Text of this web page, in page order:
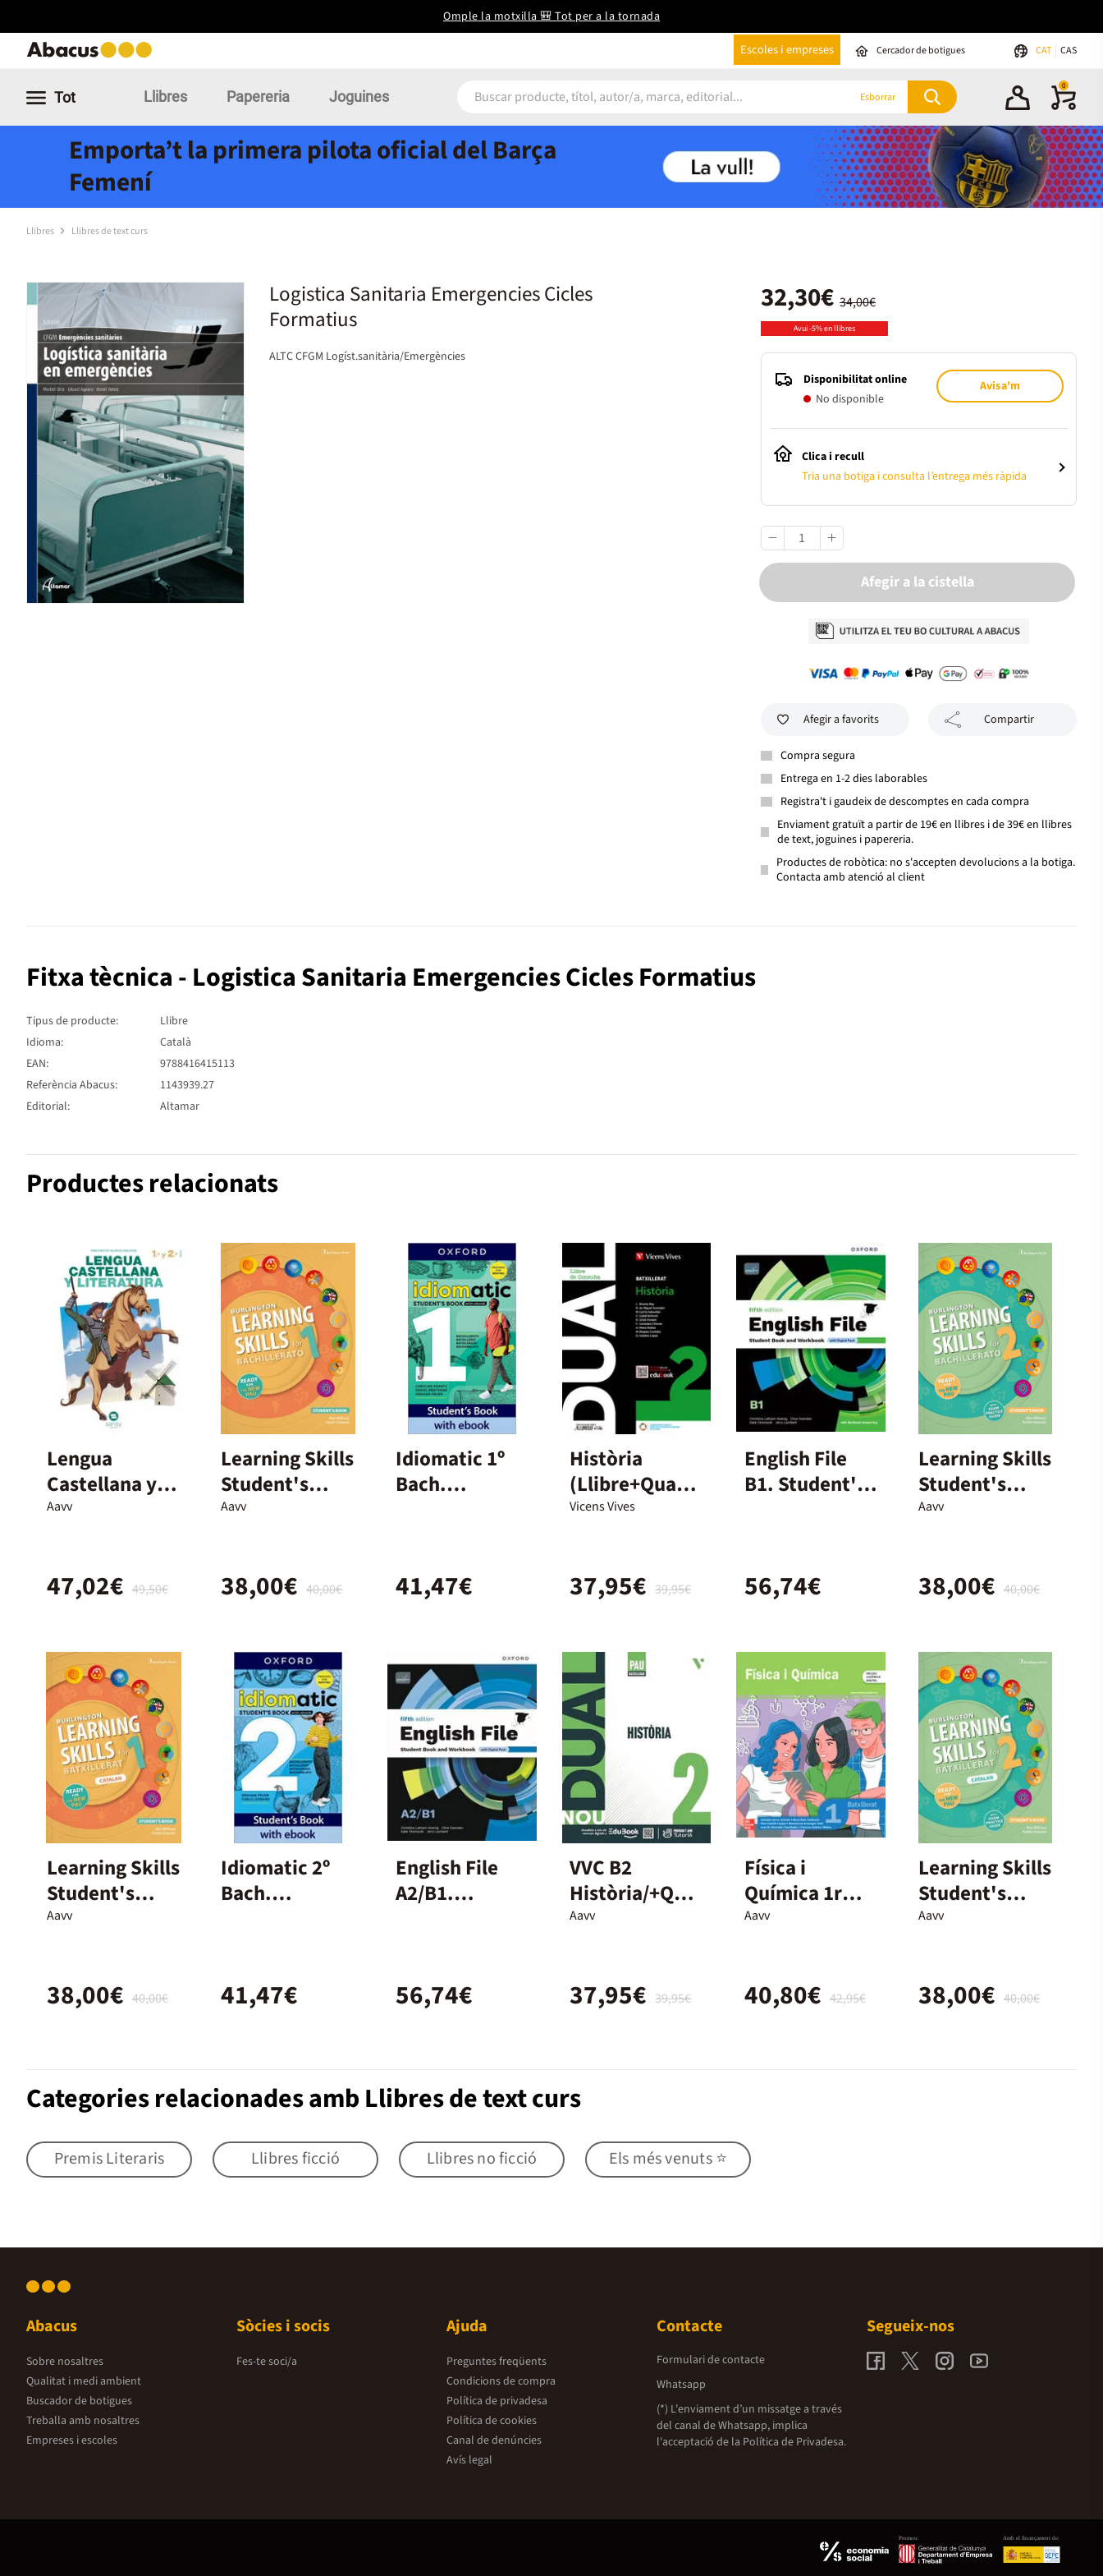
Omple la motxilla 🎒 Tot per a la tornada
Escoles i empreses Cercador de botigues CAT CAS
Tot Llibres Papereria Joguines Esborrar
0
Emporta’t la primera pilota oficial del Barça
Femení
Llibres Llibres de text curs
Logistica Sanitaria Emergencies Cicles
Formatius
ALTC CFGM Logíst.sanitària/Emergències
34,00€
32,30€
Avui -5% en llibres
Disponibilitat online
No disponible
Avisa'm
Clica i recull
Tria una botiga i consulta l’entrega més ràpida
Afegir a la cistella
Afegir a favorits Compartir
Compra segura
Entrega en 1-2 dies laborables
Registra't i gaudeix de descomptes en cada compra
Enviament gratuït a partir de 19€ en llibres i de 39€ en llibres
de text, joguines i papereria.
Productes de robòtica: no s'accepten devolucions a la botiga.
Contacta amb atenció al client
Fitxa tècnica - Logistica Sanitaria Emergencies Cicles Formatius
Tipus de producte:
Llibre
Idioma:
Català
EAN:
9788416415113
Referència Abacus:
1143939.27
Editorial:
Altamar
Productes relacionats
Lengua
Castellana y
Literatura – 1º
Nuevo
Aavv
49,50€
47,02€
Learning Skills
Student's
Book - 1º
Aavv
40,00€
38,00€
Idiomatic 1º
Bach.
41,47€
Història
(Llibre+Quade
rn+Digital)
Vicens Vives
39,95€
37,95€
English File
B1. Student's
Key Pack)
56,74€
Learning Skills
Student's
Book - 2º
Aavv
40,00€
38,00€
Learning Skills
Student's
Book - 1r Batx.
Aavv
40,00€
38,00€
Idiomatic 2º
Bach.
41,47€
English File
A2/B1.
Digital
56,74€
VVC B2
Història/+QA+
DG/DUAL/26
Aavv
39,95€
37,95€
Física i
Química 1r
Batxillerat
Aavv
42,95€
40,80€
Learning Skills
Student's
Book - 2n
Aavv
40,00€
38,00€
Categories relacionades amb Llibres de text curs
Premis Literaris Llibres ficció Llibres no ficció Els més venuts ⭐
Abacus
Sobre nosaltres
Qualitat i medi ambient
Buscador de botigues
Treballa amb nosaltres
Empreses i escoles
Sòcies i socis
Fes-te soci/a
Ajuda
Preguntes freqüents
Condicions de compra
Política de privadesa
Política de cookies
Canal de denúncies
Avís legal
Contacte
Formulari de contacte
Whatsapp
(*) L'enviament d’un missatge a través
del canal de Whatsapp, implica
l'acceptació de la Política de Privadesa.
Segueix-nos
Promou: Amb el finançament de: